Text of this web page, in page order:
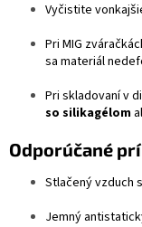
Vyčistite
Pri MIG
sa materiál
Pri skladovaní v
so silikagélom
Odporúčané
Stlačený vzduch
Jemný